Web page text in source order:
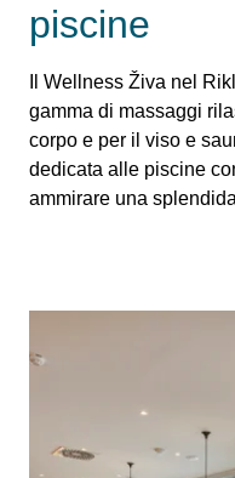
piscine
Il Wellness Živa nel
gamma di massaggi
corpo e per il viso e
dedicata alle piscine
ammirare una